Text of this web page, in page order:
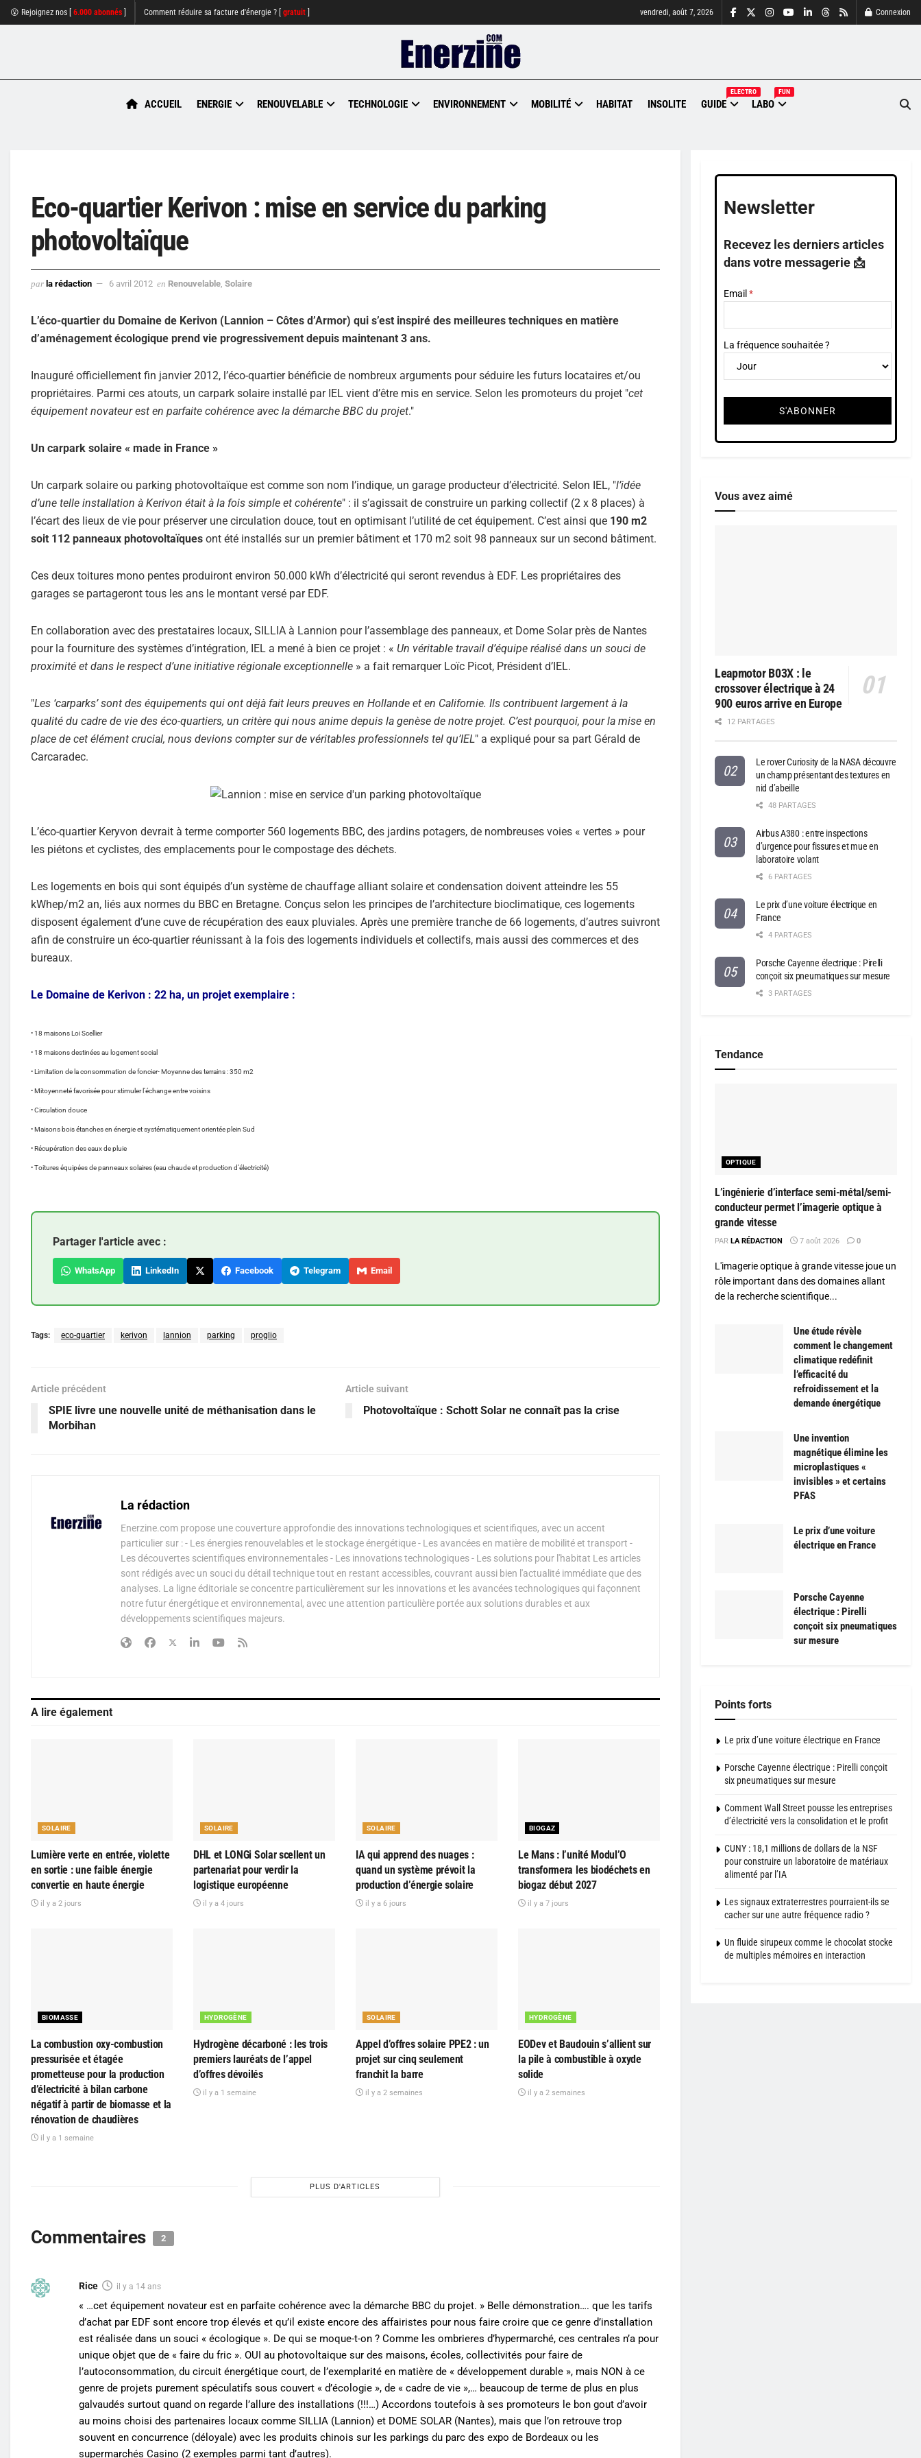
😮 Rejoignez nos [ 6.000 abonnés Comment réduire sa facture d'énergie ? [ gratuit vendredi, août 7, 2026 Connexion
ACCUEIL ENERGIE RENOUVELABLE TECHNOLOGIE ENVIRONNEMENT MOBILITÉ HABITAT INSOLITE GUIDE
ELECTRO
LABO
FUN
Eco-quartier Kerivon : mise en service du parking
photovoltaïque
par la rédaction 6 avril 2012 en Renouvelable Solaire
L’éco-quartier du Domaine de Kerivon (Lannion – Côtes d’Armor) qui s’est inspiré des meilleures techniques en matière
d’aménagement écologique prend vie progressivement depuis maintenant 3 ans.
Inauguré officiellement fin janvier 2012, l’éco-quartier bénéficie de nombreux arguments pour séduire les futurs locataires et/ou
propriétaires. Parmi ces atouts, un carpark solaire installé par IEL vient d’être mis en service. Selon les promoteurs du projet "cet
équipement novateur est en parfaite cohérence avec la démarche BBC du projet."
Un carpark solaire « made in France »
Un carpark solaire ou parking photovoltaïque est comme son nom l’indique, un garage producteur d’électricité. Selon IEL, "l’idée
d’une telle installation à Kerivon était à la fois simple et cohérente" : il s’agissait de construire un parking collectif (2 x 8 places) à
l’écart des lieux de vie pour préserver une circulation douce, tout en optimisant l’utilité de cet équipement. C’est ainsi que 190 m2
soit 112 panneaux photovoltaïques ont été installés sur un premier bâtiment et 170 m2 soit 98 panneaux sur un second bâtiment.
Ces deux toitures mono pentes produiront environ 50.000 kWh d’électricité qui seront revendus à EDF. Les propriétaires des
garages se partageront tous les ans le montant versé par EDF.
En collaboration avec des prestataires locaux, SILLIA à Lannion pour l’assemblage des panneaux, et Dome Solar près de Nantes
pour la fourniture des systèmes d’intégration, IEL a mené à bien ce projet : « Un véritable travail d’équipe réalisé dans un souci de
proximité et dans le respect d’une initiative régionale exceptionnelle » a fait remarquer Loïc Picot, Président d’IEL.
"Les ‘carparks’ sont des équipements qui ont déjà fait leurs preuves en Hollande et en Californie. Ils contribuent largement à la
qualité du cadre de vie des éco-quartiers, un critère qui nous anime depuis la genèse de notre projet. C’est pourquoi, pour la mise en
place de cet élément crucial, nous devions compter sur de véritables professionnels tel qu’IEL" a expliqué pour sa part Gérald de
Carcaradec.
L’éco-quartier Keryvon devrait à terme comporter 560 logements BBC, des jardins potagers, de nombreuses voies « vertes » pour
les piétons et cyclistes, des emplacements pour le compostage des déchets.
Les logements en bois qui sont équipés d’un système de chauffage alliant solaire et condensation doivent atteindre les 55
kWhep/m2 an, liés aux normes du BBC en Bretagne. Conçus selon les principes de l’architecture bioclimatique, ces logements
disposent également d’une cuve de récupération des eaux pluviales. Après une première tranche de 66 logements, d’autres suivront
afin de construire un éco-quartier réunissant à la fois des logements individuels et collectifs, mais aussi des commerces et des
bureaux.
Le Domaine de Kerivon : 22 ha, un projet exemplaire :
• 18 maisons Loi Scellier
• 18 maisons destinées au logement social
• Limitation de la consommation de foncier- Moyenne des terrains : 350 m2
• Mitoyenneté favorisée pour stimuler l’échange entre voisins
• Circulation douce
• Maisons bois étanches en énergie et systématiquement orientée plein Sud
• Récupération des eaux de pluie
• Toitures équipées de panneaux solaires (eau chaude et production d’électricité)
Partager l'article avec :
WhatsApp LinkedIn Facebook Telegram Email
Tags: eco-quartier kerivon lannion parking proglio
Article précédent
SPIE livre une nouvelle unité de méthanisation dans le
Morbihan
Article suivant
Photovoltaïque : Schott Solar ne connaît pas la crise
La rédaction
Enerzine.com propose une couverture approfondie des innovations technologiques et scientifiques, avec un accent
particulier sur : - Les énergies renouvelables et le stockage énergétique - Les avancées en matière de mobilité et transport -
Les découvertes scientifiques environnementales - Les innovations technologiques - Les solutions pour l'habitat Les articles
sont rédigés avec un souci du détail technique tout en restant accessibles, couvrant aussi bien l'actualité immédiate que des
analyses. La ligne éditoriale se concentre particulièrement sur les innovations et les avancées technologiques qui façonnent
notre futur énergétique et environnemental, avec une attention particulière portée aux solutions durables et aux
développements scientifiques majeurs.
A lire également
SOLAIRE
Lumière verte en entrée, violette
en sortie : une faible énergie
convertie en haute énergie
il y a 2 jours
SOLAIRE
DHL et LONGi Solar scellent un
partenariat pour verdir la
logistique européenne
il y a 4 jours
SOLAIRE
IA qui apprend des nuages :
quand un système prévoit la
production d’énergie solaire
il y a 6 jours
BIOGAZ
Le Mans : l’unité Modul’O
transformera les biodéchets en
biogaz début 2027
il y a 7 jours
BIOMASSE
La combustion oxy-combustion
pressurisée et étagée
prometteuse pour la production
d’électricité à bilan carbone
négatif à partir de biomasse et la
rénovation de chaudières
il y a 1 semaine
HYDROGÈNE
Hydrogène décarboné : les trois
premiers lauréats de l’appel
d’offres dévoilés
il y a 1 semaine
SOLAIRE
Appel d’offres solaire PPE2 : un
projet sur cinq seulement
franchit la barre
il y a 2 semaines
HYDROGÈNE
EODev et Baudouin s’allient sur
la pile à combustible à oxyde
solide
il y a 2 semaines
PLUS D'ARTICLES
Commentaires 2
Rice il y a 14 ans
« …cet équipement novateur est en parfaite cohérence avec la démarche BBC du projet. » Belle démonstration…. que les tarifs
d’achat par EDF sont encore trop élevés et qu’il existe encore des affairistes pour nous faire croire que ce genre d’installation
est réalisée dans un souci « écologique ». De qui se moque-t-on ? Comme les ombrieres d’hypermarché, ces centrales n’a pour
unique objet que de « faire du fric ». OUI au photovoltaique sur des maisons, écoles, collectivités pour faire de
l’autoconsommation, du circuit énergétique court, de l’exemplarité en matière de « développement durable », mais NON à ce
genre de projets purement spéculatifs sous couvert « d’écologie », de « cadre de vie »,… beaucoup de terme de plus en plus
galvaudés surtout quand on regarde l’allure des installations (!!!…) Accordons toutefois à ses promoteurs le bon gout d’avoir
au moins choisi des partenaires locaux comme SILLIA (Lannion) et DOME SOLAR (Nantes), mais que l’on retrouve trop
souvent en concurrence (déloyale) avec les produits chinois sur les parkings du parc des expo de Bordeaux ou les
supermarchés Casino (2 exemples parmi tant d’autres).
Newsletter
Recevez les derniers articles
dans votre messagerie 📩
Email
La fréquence souhaitée ?
Vous avez aimé
Leapmotor B03X : le
crossover électrique à 24
900 euros arrive en Europe
12 PARTAGES
Le rover Curiosity de la NASA découvre
un champ présentant des textures en
nid d’abeille
48 PARTAGES
Airbus A380 : entre inspections
d’urgence pour fissures et mue en
laboratoire volant
6 PARTAGES
Le prix d’une voiture électrique en
France
4 PARTAGES
Porsche Cayenne électrique : Pirelli
conçoit six pneumatiques sur mesure
3 PARTAGES
Tendance
OPTIQUE
L’ingénierie d’interface semi-métal/semi-
conducteur permet l’imagerie optique à
grande vitesse
PAR LA RÉDACTION 7 août 2026 0
L'imagerie optique à grande vitesse joue un
rôle important dans des domaines allant
de la recherche scientifique...
Une étude révèle
comment le changement
climatique redéfinit
l’efficacité du
refroidissement et la
demande énergétique
Une invention
magnétique élimine les
microplastiques «
invisibles » et certains
PFAS
Le prix d’une voiture
électrique en France
Porsche Cayenne
électrique : Pirelli
conçoit six pneumatiques
sur mesure
Points forts
Le prix d’une voiture électrique en France
Porsche Cayenne électrique : Pirelli conçoit
six pneumatiques sur mesure
Comment Wall Street pousse les entreprises
d’électricité vers la consolidation et le profit
CUNY : 18,1 millions de dollars de la NSF
pour construire un laboratoire de matériaux
alimenté par l’IA
Les signaux extraterrestres pourraient-ils se
cacher sur une autre fréquence radio ?
Un fluide sirupeux comme le chocolat stocke
de multiples mémoires en interaction